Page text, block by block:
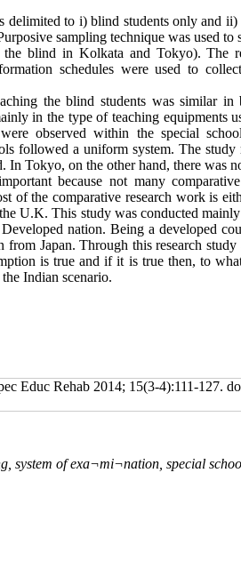
delimited to i) blind students only and ii)
sampling technique was used to
blind in Kolkata and Tokyo). The
schedules were used to
the blind students was similar
in the type of teaching equipments
observed within the special
followed a uniform system. The
In Tokyo, on the other hand, there was
because not many
of the comparative research work is
U.K. This study was conducted
nation. Being a developed
Japan. Through this research study
is true and if it is true then, to
Indian scenario.
Educ Rehab 2014; 15(3-4):111-127.
system of exa¬mi¬nation, special